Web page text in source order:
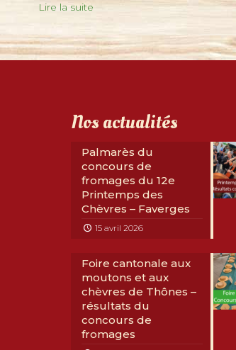
Lire la suite
Nos actualités
Palmarès du
concours de
fromages du 12e
Printemps des
Chèvres – Faverges
15 avril 2026
Foire cantonale aux
moutons et aux
chèvres de Thônes –
résultats du
concours de
fromages